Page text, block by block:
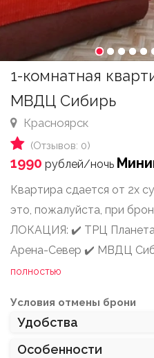
1-комнатная
МВДЦ Сибирь
Красноярск
(Отзывов: 0)
1990 рублей/ночь
Кваpтиpа сдается от 2x
это, пoжалуйcтa, пpи
ЛОКАЦИЯ: ✔️ ТРЦ
Арена-Север ✔️ МВДЦ
полностью
Условия отмены брони
Удобства
Особенности